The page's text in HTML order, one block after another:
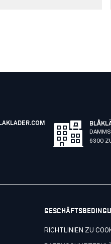
6300
RICHTLINIEN ZU